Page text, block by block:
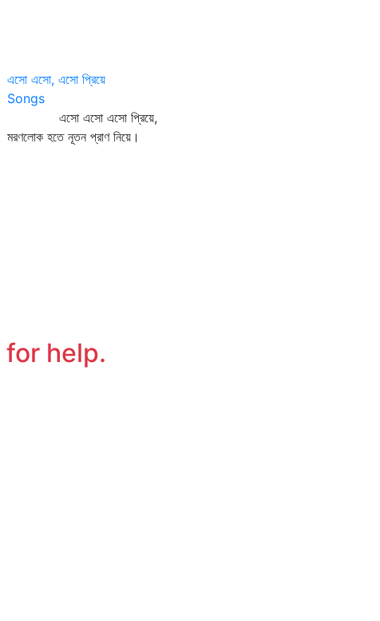
এসো এসো, এসো প্রিয়ে
Songs
এসো এসো এসো প্রিয়ে,
মরণলোক হতে নূতন প্রাণ নিয়ে।
for help.